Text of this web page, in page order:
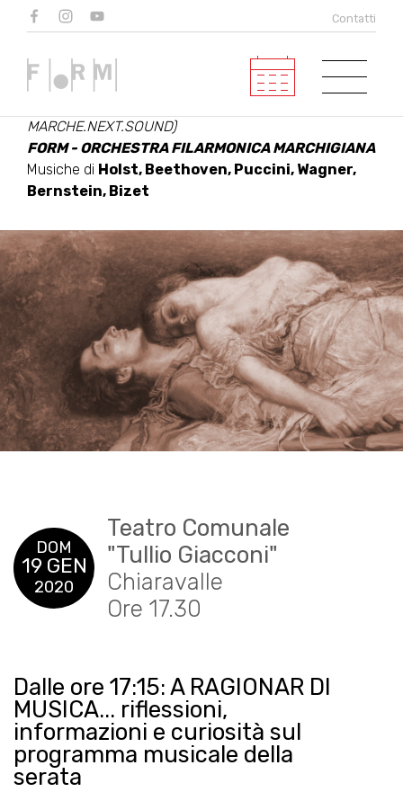
Contatti
Il coraggio dell'amore
Violino Alessandro Cervo
MARCHE.NEXT.SOUND)
FORM - ORCHESTRA FILARMONICA MARCHIGIANA
Musiche di Holst, Beethoven, Puccini, Wagner,
Bernstein, Bizet
DOM
19 GEN
2020
Teatro Comunale
"Tullio Giacconi"
Chiaravalle
Ore 17.30
Dalle ore 17:15: A RAGIONAR DI
MUSICA... riflessioni,
informazioni e curiosità sul
programma musicale della
serata